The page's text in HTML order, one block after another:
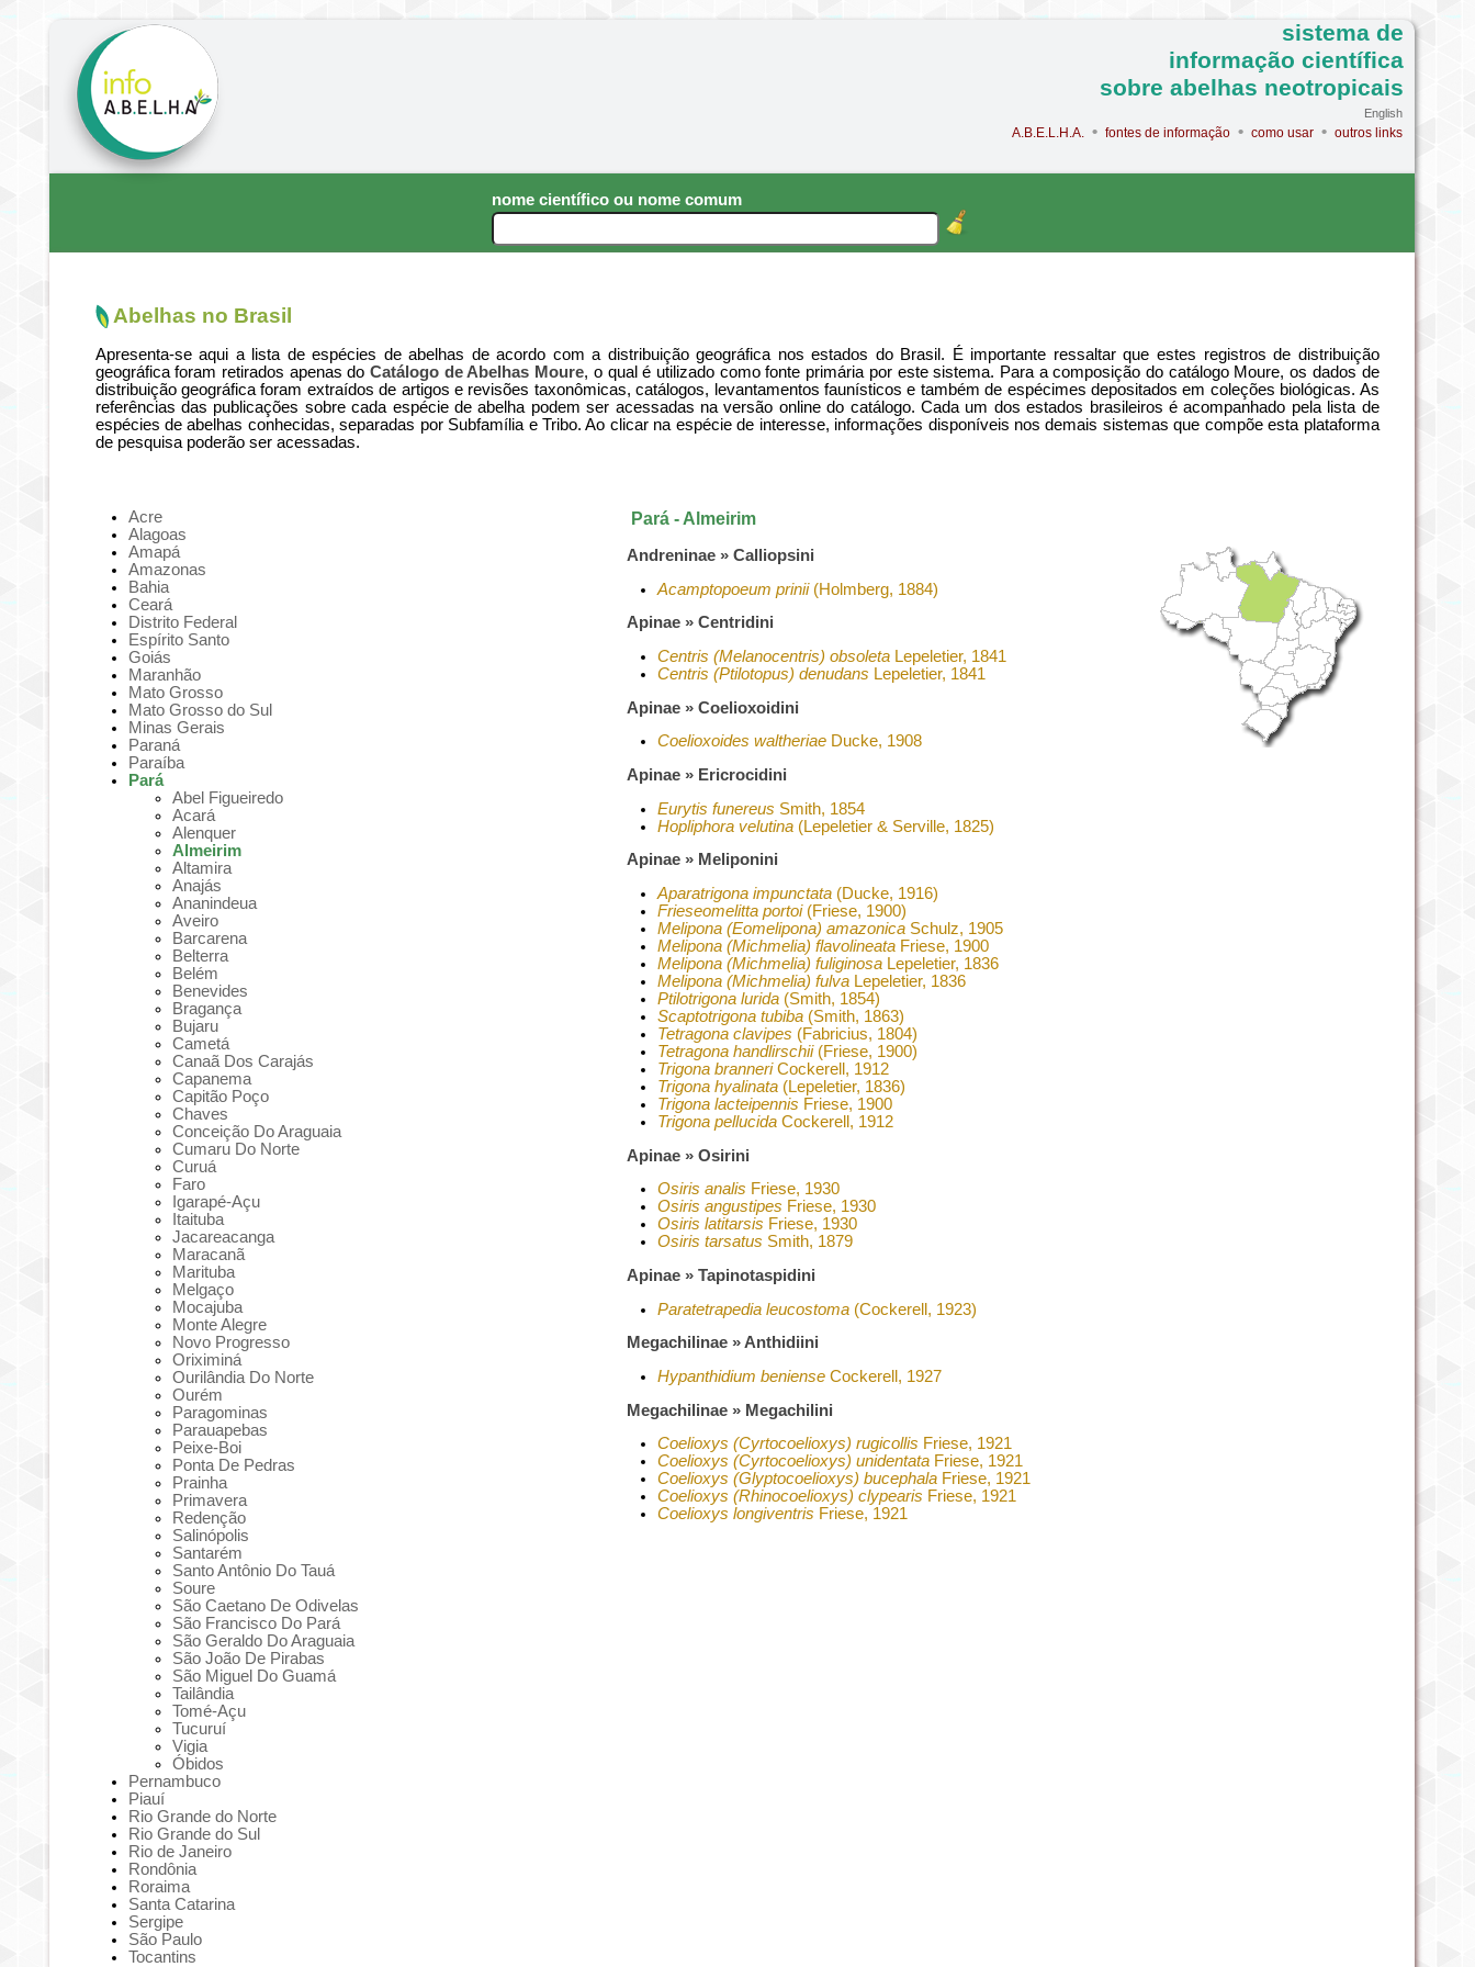
sistema de
informação científica
sobre abelhas neotropicais
English
A.B.E.L.H.A. • fontes de informação • como usar • outros links
nome científico ou nome comum
Abelhas no Brasil
Apresenta-se aqui a lista de espécies de abelhas de acordo com a distribuição geográfica nos estados do Brasil. É importante ressaltar que estes registros de distribuição
geográfica foram retirados apenas doCatálogo de Abelhas Moure, o qual é utilizado como fonte primária por este sistema. Para a composição do catálogo Moure, os dados de
distribuição geográfica foram extraídos de artigos e revisões taxonômicas, catálogos, levantamentos faunísticos e também de espécimes depositados em coleções biológicas. As
referências das publicações sobre cada espécie de abelha podem ser acessadas na versão online do catálogo. Cada um dos estados brasileiros é acompanhado pela lista de
espécies de abelhas conhecidas, separadas por Subfamília e Tribo. Ao clicar na espécie de interesse, informações disponíveis nos demais sistemas que compõe esta plataforma
de pesquisa poderão ser acessadas.
Acre
Alagoas
Amapá
Amazonas
Bahia
Ceará
Distrito Federal
Espírito Santo
Goiás
Maranhão
Mato Grosso
Mato Grosso do Sul
Minas Gerais
Paraná
Paraíba
Pará
Abel Figueiredo
Acará
Alenquer
Almeirim
Altamira
Anajás
Ananindeua
Aveiro
Barcarena
Belterra
Belém
Benevides
Bragança
Bujaru
Cametá
Canaã Dos Carajás
Capanema
Capitão Poço
Chaves
Conceição Do Araguaia
Cumaru Do Norte
Curuá
Faro
Igarapé-Açu
Itaituba
Jacareacanga
Maracanã
Marituba
Melgaço
Mocajuba
Monte Alegre
Novo Progresso
Oriximiná
Ourilândia Do Norte
Ourém
Paragominas
Parauapebas
Peixe-Boi
Ponta De Pedras
Prainha
Primavera
Redenção
Salinópolis
Santarém
Santo Antônio Do Tauá
Soure
São Caetano De Odivelas
São Francisco Do Pará
São Geraldo Do Araguaia
São João De Pirabas
São Miguel Do Guamá
Tailândia
Tomé-Açu
Tucuruí
Vigia
Óbidos
Pernambuco
Piauí
Rio Grande do Norte
Rio Grande do Sul
Rio de Janeiro
Rondônia
Roraima
Santa Catarina
Sergipe
São Paulo
Tocantins
Pará - Almeirim
Andreninae » Calliopsini
Acamptopoeum prinii(Holmberg, 1884)
Apinae » Centridini
Centris (Melanocentris) obsoletaLepeletier, 1841
Centris (Ptilotopus) denudans Lepeletier, 1841
Apinae » Coelioxoidini
Coelioxoides waltheriaeDucke, 1908
Apinae » Ericrocidini
Eurytis funereus Smith, 1854
Hopliphora velutina(Lepeletier & Serville, 1825)
Apinae » Meliponini
Aparatrigona impunctata(Ducke, 1916)
Frieseomelitta portoi(Friese, 1900)
Melipona (Eomelipona) amazonicaSchulz, 1905
Melipona (Michmelia) flavolineataFriese, 1900
Melipona (Michmelia) fuliginosaLepeletier, 1836
Melipona (Michmelia) fulvaLepeletier, 1836
Ptilotrigona lurida(Smith, 1854)
Scaptotrigona tubiba(Smith, 1863)
Tetragona clavipes (Fabricius, 1804)
Tetragona handlirschii(Friese, 1900)
Trigona branneriCockerell, 1912
Trigona hyalinata(Lepeletier, 1836)
Trigona lacteipennis Friese, 1900
Trigona pellucidaCockerell, 1912
Apinae » Osirini
Osiris analis Friese, 1930
Osiris angustipes Friese, 1930
Osiris latitarsis Friese, 1930
Osiris tarsatus Smith, 1879
Apinae » Tapinotaspidini
Paratetrapedia leucostoma(Cockerell, 1923)
Megachilinae » Anthidiini
Hypanthidium benienseCockerell, 1927
Megachilinae » Megachilini
Coelioxys (Cyrtocoelioxys) rugicollis Friese, 1921
Coelioxys (Cyrtocoelioxys) unidentataFriese, 1921
Coelioxys (Glyptocoelioxys) bucephalaFriese, 1921
Coelioxys (Rhinocoelioxys) clypearis Friese, 1921
Coelioxys longiventris Friese, 1921